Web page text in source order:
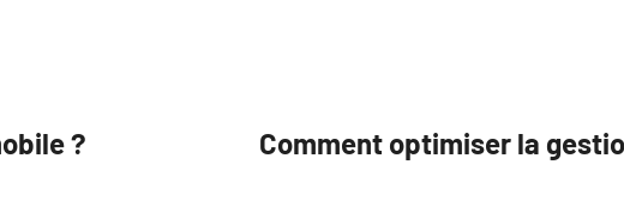
?
Comment optimiser la